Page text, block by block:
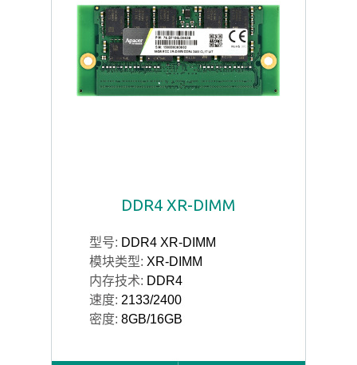
DDR4 XR-DIMM
型号: DDR4 XR-DIMM
模块类型: XR-DIMM
内存技术: DDR4
速度: 2133/2400
密度: 8GB/16GB